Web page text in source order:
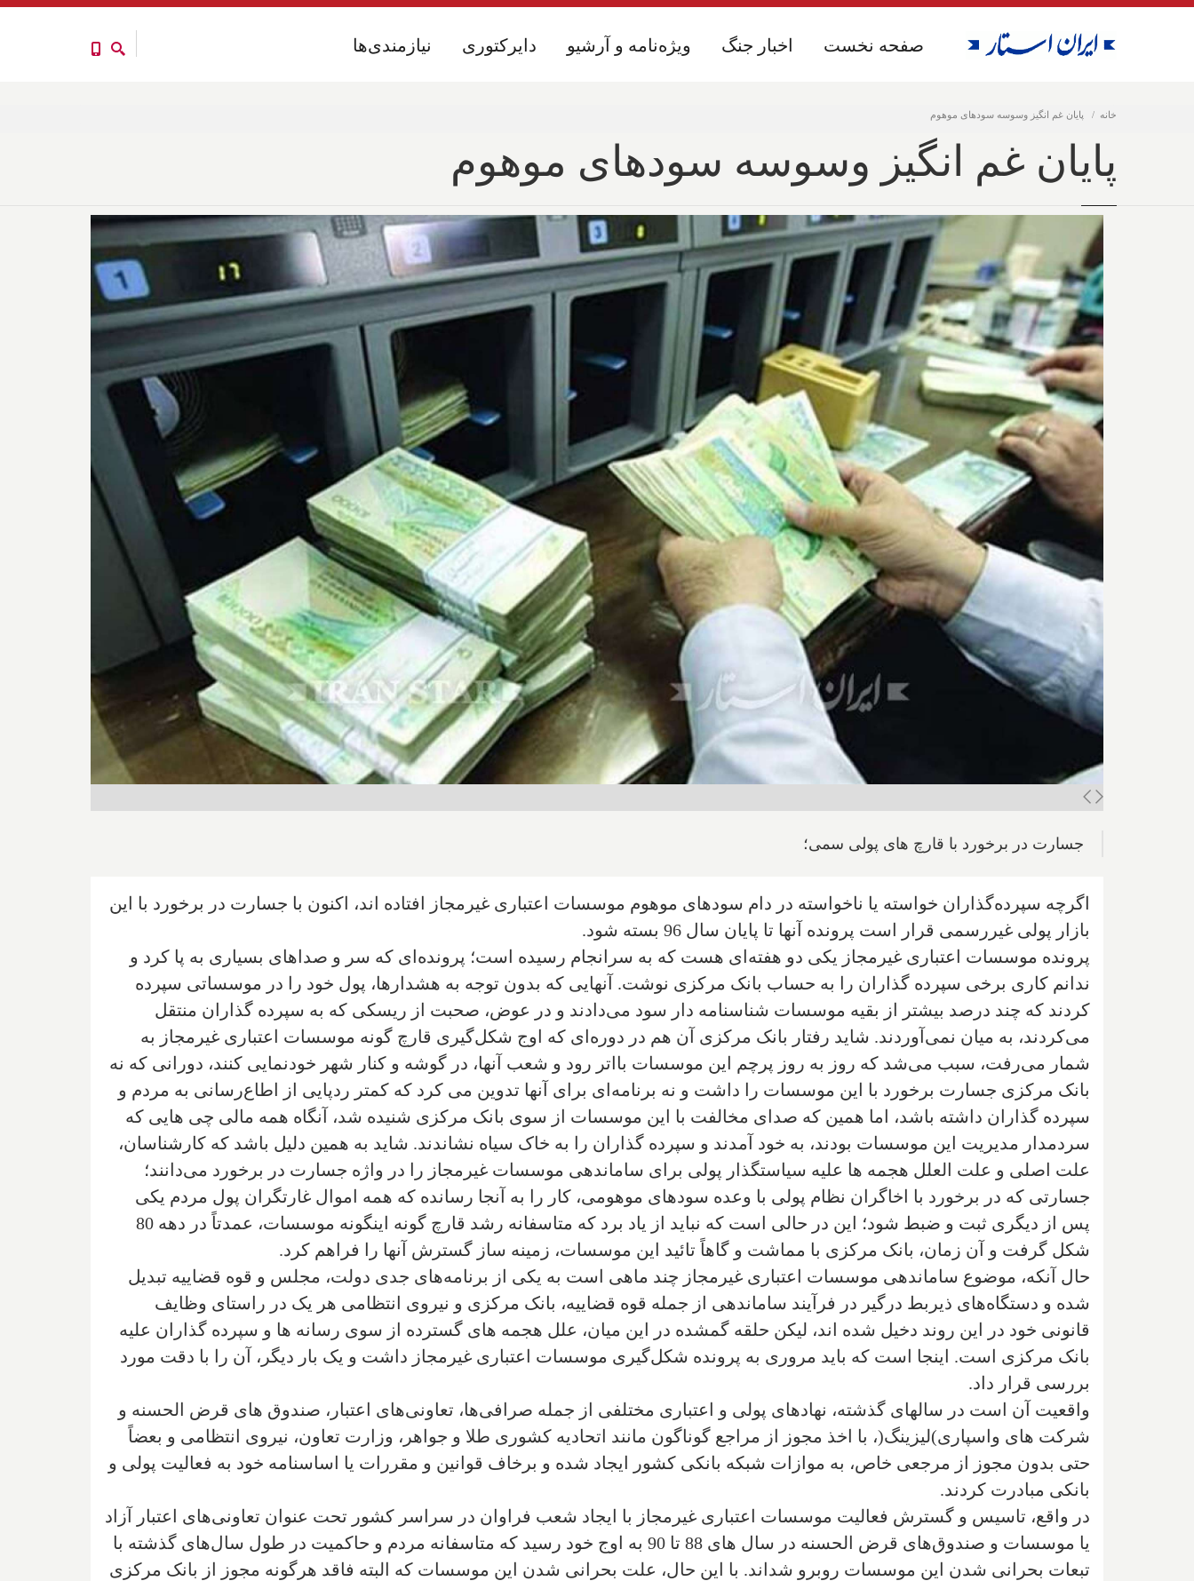
نیازمندی‌ها دایرکتوری ویژه‌نامه و آرشیو اخبار جنگ صفحه نخست
خانه پایان غم انگیز وسوسه سودهای موهوم
نیازمندی‌ها دایرکتوری ویژه‌نامه و آرشیو اخبار جنگ صفحه نخست
پایان غم انگیز وسوسه سودهای موهوم
جسارت در برخورد با قارچ های پولی سمی؛
اگرچه سپرده‌گذاران خواسته یا ناخواسته در دام سودهای موهوم موسسات اعتباری غیرمجاز افتاده اند، اکنون با جسارت در برخورد با این
بازار پولی غیررسمی قرار است پرونده آنها تا پایان سال 96 بسته شود.
پرونده موسسات اعتباری غیرمجاز یکی دو هفته‌ای هست که به سرانجام رسیده است؛ پرونده‌ای که سر و صداهای بسیاری به پا کرد و
ندانم کاری برخی سپرده گذاران را به حساب بانک مرکزی نوشت. آنهایی که بدون توجه به هشدارها، پول خود را در موسساتی سپرده
کردند که چند درصد بیشتر از بقیه موسسات شناسنامه دار سود می‌دادند و در عوض، صحبت از ریسکی که به سپرده گذاران منتقل
می‌کردند، به میان نمی‌آوردند. شاید رفتار بانک مرکزی آن هم در دوره‌ای که اوج شکل‌گیری قارچ گونه موسسات اعتباری غیرمجاز به
شمار می‌رفت، سبب می‌شد که روز به روز پرچم این موسسات بااتر رود و شعب آنها، در گوشه و کنار شهر خودنمایی کنند، دورانی که نه
بانک مرکزی جسارت برخورد با این موسسات را داشت و نه برنامه‌ای برای آنها تدوین می کرد که کمتر ردپایی از اطاع‌رسانی به مردم و
سپرده گذاران داشته باشد، اما همین که صدای مخالفت با این موسسات از سوی بانک مرکزی شنیده شد، آنگاه همه مالی چی هایی که
سردمدار مدیریت این موسسات بودند، به خود آمدند و سپرده گذاران را به خاک سیاه نشاندند. شاید به همین دلیل باشد که کارشناسان،
علت اصلی و علت العلل هجمه ها علیه سیاستگذار پولی برای ساماندهی موسسات غیرمجاز را در واژه جسارت در برخورد می‌دانند؛
جسارتی که در برخورد با اخاگران نظام پولی با وعده سودهای موهومی، کار را به آنجا رسانده که همه اموال غارتگران پول مردم یکی
پس از دیگری ثبت و ضبط شود؛ این در حالی است که نباید از یاد برد که متاسفانه رشد قارچ گونه اینگونه موسسات، عمدتاً در دهه 80
شکل گرفت و آن زمان، بانک مرکزی با مماشت و گاهاً تائید این موسسات، زمینه ساز گسترش آنها را فراهم کرد.
حال آنکه، موضوع ساماندهی موسسات اعتباری غیرمجاز چند ماهی است به یکی از برنامه‌های جدی دولت، مجلس و قوه قضاییه تبدیل
شده و دستگاه‌های ذیربط درگیر در فرآیند ساماندهی از جمله قوه قضاییه، بانک مرکزی و نیروی انتظامی هر یک در راستای وظایف
قانونی خود در این روند دخیل شده اند، لیکن حلقه گمشده در این میان، علل هجمه های گسترده از سوی رسانه ها و سپرده گذاران علیه
بانک مرکزی است. اینجا است که باید مروری به پرونده شکل‌گیری موسسات اعتباری غیرمجاز داشت و یک بار دیگر، آن را با دقت مورد
بررسی قرار داد.
واقعیت آن است در سالهای گذشته، نهادهای پولی و اعتباری مختلفی از جمله صرافی‌ها، تعاونی‌های اعتبار، صندوق های قرض الحسنه و
شرکت های واسپاری)لیزینگ(، با اخذ مجوز از مراجع گوناگون مانند اتحادیه کشوری طلا و جواهر، وزارت تعاون، نیروی انتظامی و بعضاً
حتی بدون مجوز از مرجعی خاص، به موازات شبکه بانکی کشور ایجاد شده و برخاف قوانین و مقررات یا اساسنامه خود به فعالیت پولی و
بانکی مبادرت کردند.
در واقع، تاسیس و گسترش فعالیت موسسات اعتباری غیرمجاز با ایجاد شعب فراوان در سراسر کشور تحت عنوان تعاونی‌های اعتبار آزاد
یا موسسات و صندوق‌های قرض الحسنه در سال های 88 تا 90 به اوج خود رسید که متاسفانه مردم و حاکمیت در طول سال‌های گذشته با
تبعات بحرانی شدن این موسسات روبرو شداند. با این حال، علت بحرانی شدن این موسسات که البته فاقد هرگونه مجوز از بانک مرکزی